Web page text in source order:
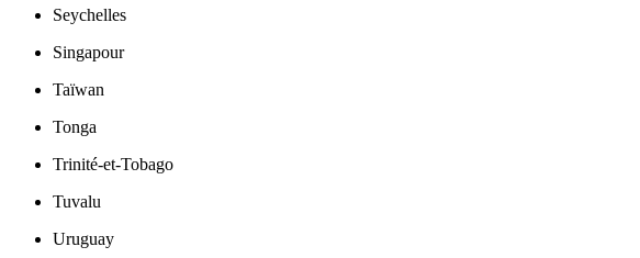
Seychelles
Singapour
Taïwan
Tonga
Trinité-et-Tobago
Tuvalu
Uruguay